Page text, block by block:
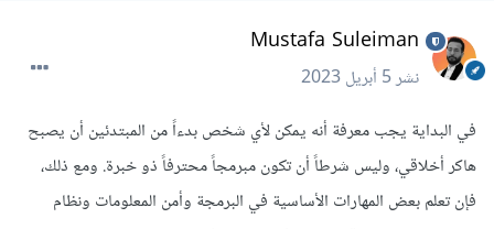
Mustafa Suleiman
نشر5 أبريل 2023
في البداية يجب معرفة أنه يمكن لأي شخص بدءاً من المبتدئين أن يصبح
هاكر أخلاقي، وليس شرطاً أن تكون مبرمجاً محترفاً ذو خبرة. ومع ذلك،
فإن تعلم بعض المهارات الأساسية في البرمجة وأمن المعلومات ونظام